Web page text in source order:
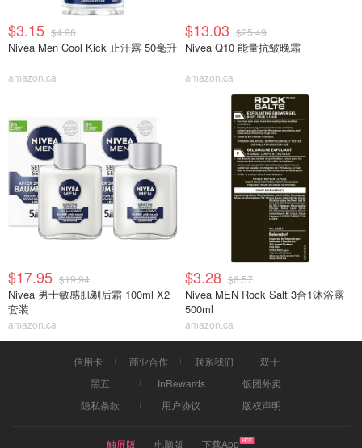
$3.15 $4.98
Nivea Men Cool Kick 止汗露 50毫升
amazon.ca
$13.03 $25.49
Nivea Q10 能量抗皱晚霜
amazon.ca
$17.95 $19.94
Nivea 男士敏感肌剃后霜 100ml X2
套装
amazon.ca
$3.28 $6.57
Nivea MEN Rock Salt 3合1沐浴露
500ml
amazon.ca
信用卡 商业合作 联系我们
双十一
黑五
InRewards
饭团外卖
隐私条款
用户协议 版权声明
触屏版 电脑版 下载App